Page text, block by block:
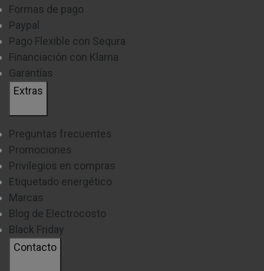
Formas de pago
Paypal
Pago Flexible con Sequra
Financiación con Klarna
Garantías
Extras
Preguntas frecuentes
Promociones
Privilegios en compras
Etiquetado energético
Marcas
Blog de Electrocosto
Black Friday
Contacto